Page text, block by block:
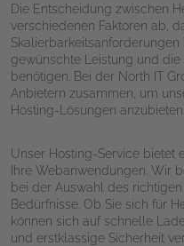
Die Entscheidung zwischen
verschiedenen Faktoren ab,
gewünschte Leistung und die
benötigen. Bei der North IT
Anbietern zusammen, um
Hosting-Lösungen anzubieten.
Unser Hosting-Service bietet
Ihre Webanwendungen. Wir
bei der Auswahl des
Bedürfnisse. Ob Sie sich für
können sich auf schnelle
und erstklassige Sicherheit